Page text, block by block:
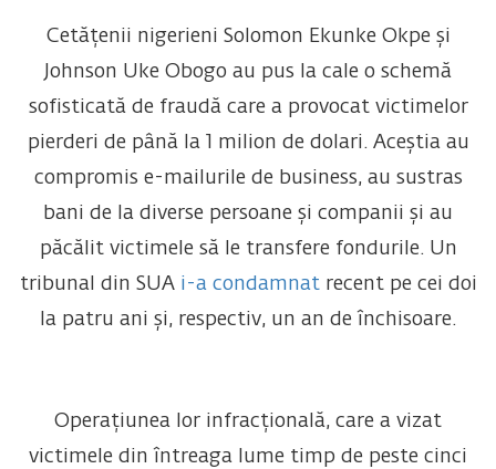
Cetățenii nigerieni Solomon Ekunke Okpe și
Johnson Uke Obogo au pus la cale o schemă
sofisticată de fraudă care a provocat victimelor
pierderi de până la 1 milion de dolari. Aceștia au
compromis e-mailurile de business, au sustras
bani de la diverse persoane și companii și au
păcălit victimele să le transfere fondurile. Un
tribunal din SUA i-a condamnatrecent pe cei doi
la patru ani și, respectiv, un an de închisoare.
Operațiunea lor infracțională, care a vizat
victimele din întreaga lume timp de peste cinci